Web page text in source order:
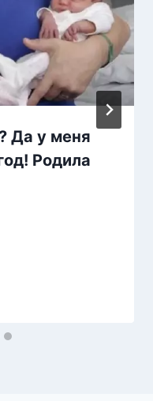
Да у меня
Родила